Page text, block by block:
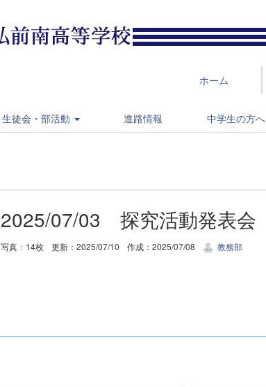
ホーム
生徒会・部活動 進路情報 中学生の方へ
2025/07/03 探究活動発表会
写真：14枚 更新：2025/07/10 作成：2025/07/08 教務部